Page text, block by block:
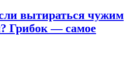
вытираться чужим
Грибок — самое